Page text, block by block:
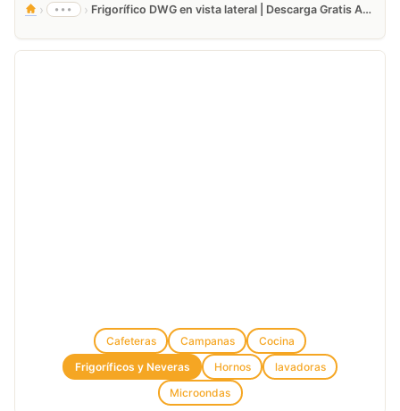
› ••• › Frigorífico DWG en vista lateral | Descarga Gratis AutoCAD
Cafeteras Campanas
Cocina
Frigoríficos y Neveras
Hornos
lavadoras
Microondas